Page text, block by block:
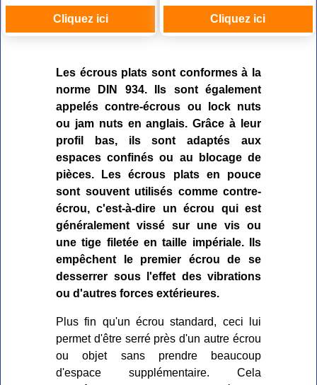
Cliquez ici Cliquez ici
Les écrous plats sont conformes à la
norme DIN 934. Ils sont également
appelés contre-écrous ou lock nuts
ou jam nuts en anglais. Grâce à leur
profil bas, ils sont adaptés aux
espaces confinés ou au blocage de
pièces. Les écrous plats en pouce
sont souvent utilisés comme contre-
écrou, c'est-à-dire un écrou qui est
généralement vissé sur une vis ou
une tige filetée en taille impériale. Ils
empêchent le premier écrou de se
desserrer sous l'effet des vibrations
ou d'autres forces extérieures.
Plus fin qu'un écrou standard, ceci lui
permet d'être serré près d'un autre écrou
ou objet sans prendre beaucoup
d'espace supplémentaire. Cela